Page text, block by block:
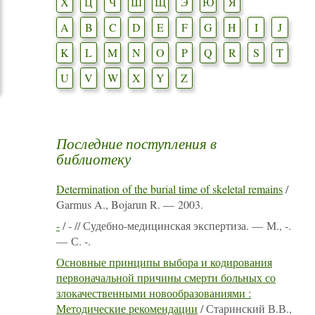
A
B C D E F G H I
J
K
L M N O P Q R S
T
U
V W X Y Z
Последние поступления в
библиотеку
Determination of the burial time of skeletal remains/
Garmus A., Bojarun R. — 2003.
-/ - // Судебно-медицинская экспертиза. — М., -.
— С. -.
Основные принципы выбора и кодирования
первоначальной причины смерти больных со
злокачественными новообразованиями :
Методические рекомендации / Старинский В.В.,